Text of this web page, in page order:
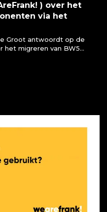
) over het
via het
Groot antwoordt op de
het migreren van BW5